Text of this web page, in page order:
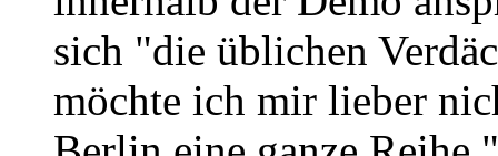
sich "die üblichen
möchte ich mir lieber